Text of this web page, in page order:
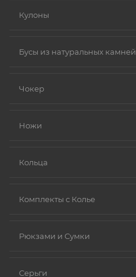
Кулоны
Бусы из натуральных камней
Чокер
Ножи
Кольца
Комплекты с Колье
Рюкзами и Сумки
Серьги